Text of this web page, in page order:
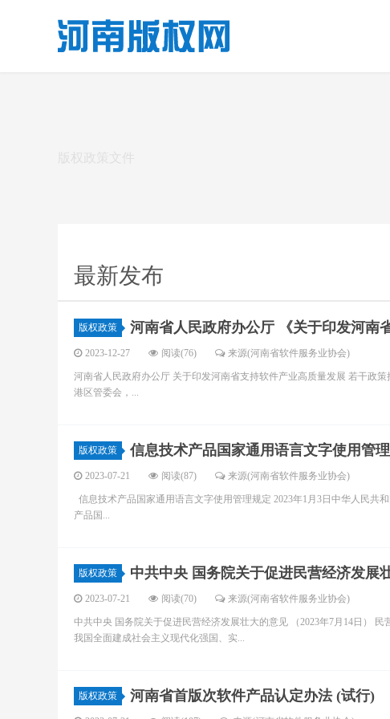
最新发布
版权政策 河南省人民政府办公厅 《关于印发河南
2023-12-27 阅读(76) 来源(河南省软件服务业协会)
河南省人民政府办公厅 关于印发河南省支持软件产业高质量发展 若干政
港区管委会，...
版权政策 信息技术产品国家通用语言文字使用管
2023-07-21 阅读(87) 来源(河南省软件服务业协会)
信息技术产品国家通用语言文字使用管理规定 2023年1月3日中华人民
产品国...
版权政策 中共中央 国务院关于促进民营经济发展
2023-07-21 阅读(70) 来源(河南省软件服务业协会)
中共中央 国务院关于促进民营经济发展壮大的意见 （2023年7月14日）
我国全面建成社会主义现代化强国、实...
版权政策 河南省首版次软件产品认定办法 (试行)